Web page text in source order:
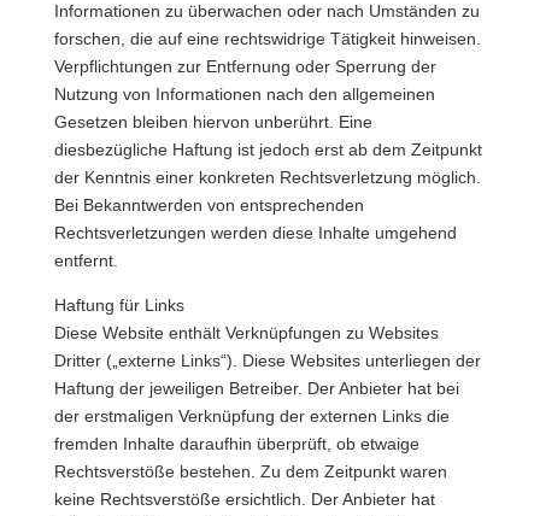
Informationen zu überwachen oder nach Umständen zu
forschen, die auf eine rechtswidrige Tätigkeit hinweisen.
Verpflichtungen zur Entfernung oder Sperrung der
Nutzung von Informationen nach den allgemeinen
Gesetzen bleiben hiervon unberührt. Eine
diesbezügliche Haftung ist jedoch erst ab dem Zeitpunkt
der Kenntnis einer konkreten Rechtsverletzung möglich.
Bei Bekanntwerden von entsprechenden
Rechtsverletzungen werden diese Inhalte umgehend
entfernt.
Haftung für Links
Diese Website enthält Verknüpfungen zu Websites
Dritter („externe Links“). Diese Websites unterliegen der
Haftung der jeweiligen Betreiber. Der Anbieter hat bei
der erstmaligen Verknüpfung der externen Links die
fremden Inhalte daraufhin überprüft, ob etwaige
Rechtsverstöße bestehen. Zu dem Zeitpunkt waren
keine Rechtsverstöße ersichtlich. Der Anbieter hat